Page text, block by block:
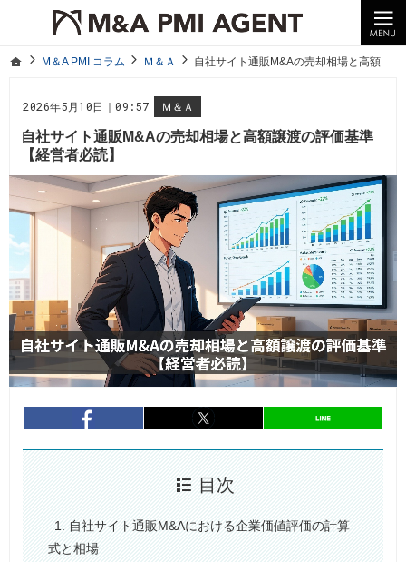
ホームM＆A PMI コラム Ｍ＆Ａ 自社サイト通販M&Aの売却相場と高額譲渡の評価基準【経営者必読】
2026年5月10日｜09:57 Ｍ＆Ａ
自社サイト通販M&Aの売却相場と高額譲渡の評価基準
【経営者必読】
10年以上の経験。企業の経営統合や売却はM＆A PMI AGENTへ。
M＆A PMI コラム｜M＆A・PMI・事業承継のポイントや成功事例をわかりやすくご紹介
entry977 entry977
目次
1. 自社サイト通販M&Aにおける企業価値評価の計算
式と相場
ホームM＆A PMI コラム Ｍ＆Ａ 自社サイト通販M&Aの売却相場と高額譲渡の評価基準【経営者必読】